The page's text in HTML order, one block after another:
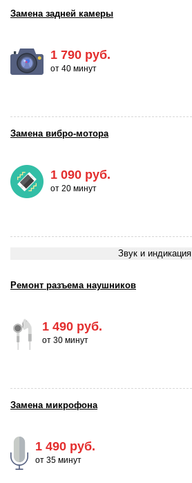
1 790 руб.
от 40 минут
Замена задней камеры
1 090 руб.
от 20 минут
Замена вибро-мотора
Звук и индикация
1 490 руб.
от 30 минут
Ремонт разъема наушников
1 490 руб.
от 35 минут
Замена микрофона